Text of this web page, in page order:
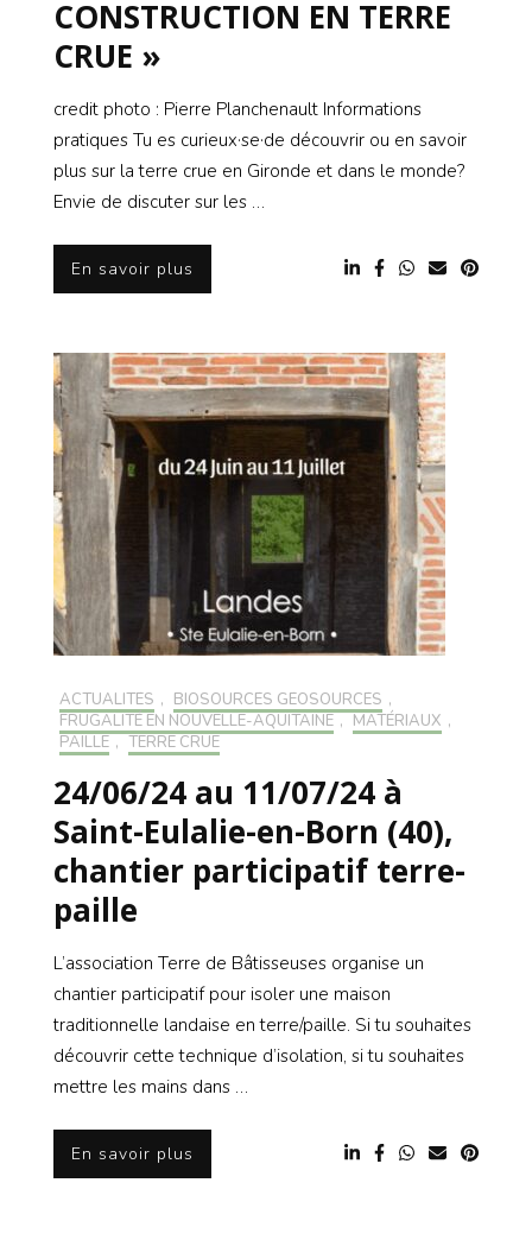
CONSTRUCTION EN TERRE
CRUE »
credit photo : Pierre Planchenault Informations
pratiques Tu es curieux·se·de découvrir ou en savoir
plus sur la terre crue en Gironde et dans le monde?
Envie de discuter sur les …
En savoir plus
ACTUALITÉS , BIOSOURCÉS GÉOSOURCÉS ,
FRUGALITÉ EN NOUVELLE-AQUITAINE , MATÉRIAUX ,
PAILLE , TERRE CRUE
24/06/24 au 11/07/24 à
Saint-Eulalie-en-Born (40),
chantier participatif terre-
paille
L’association Terre de Bâtisseuses organise un
chantier participatif pour isoler une maison
traditionnelle landaise en terre/paille. Si tu souhaites
découvrir cette technique d’isolation, si tu souhaites
mettre les mains dans …
En savoir plus